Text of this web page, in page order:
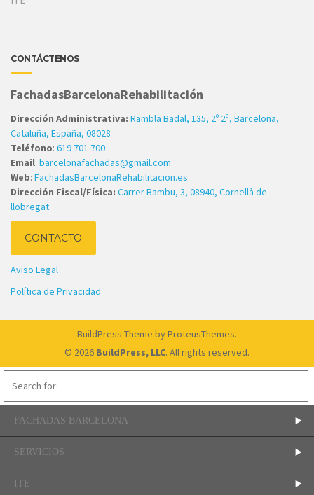
CONTÁCTENOS
FachadasBarcelonaRehabilitación
Dirección Administrativa: Rambla Badal, 135, 2º 2ª, Barcelona,
Cataluña, España, 08028
Teléfono: 619 701 700
Email: barcelonafachadas@gmail.com
Web: FachadasBarcelonaRehabilitacion.es
Dirección Fiscal/Física: Carrer Bambu, 3, 08940, Cornellà de
llobregat
CONTACTO
Aviso Legal
Política de Privacidad
BuildPress Theme by ProteusThemes.
© 2026 BuildPress, LLC. All rights reserved.
FACHADAS BARCELONA
SERVICIOS
ITE